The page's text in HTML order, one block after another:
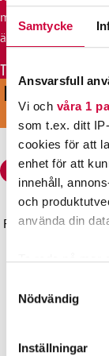
Samtycke
Ansvarsfull
Vi och våra 1
som t.ex. ditt
cookies för att
enhet för att
innehåll,
och
använda din
Ta reda på mer
Du kan ändra
Nödvändig
Inställningar
är på finska.
Till blanketten
KOM
Förbundet för den
Gatuadress: